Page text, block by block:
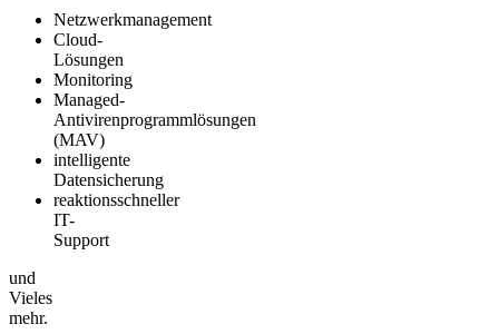
Netzwerkmanagement
Cloud-
Lösungen
Monitoring
Managed-
Antivirenprogrammlösungen
(MAV)
intelligente
Datensicherung
reaktionsschneller
IT-
Support
und
Vieles
mehr.